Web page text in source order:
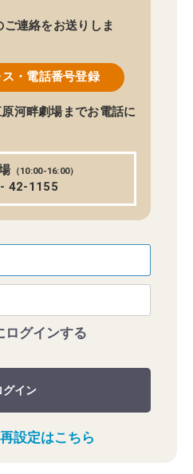
連絡をお送りしま
・ 電話番号登録
河畔劇場までお電話に
（10:00-16:00）
42-1155
ログインする
グイン
設定はこちら